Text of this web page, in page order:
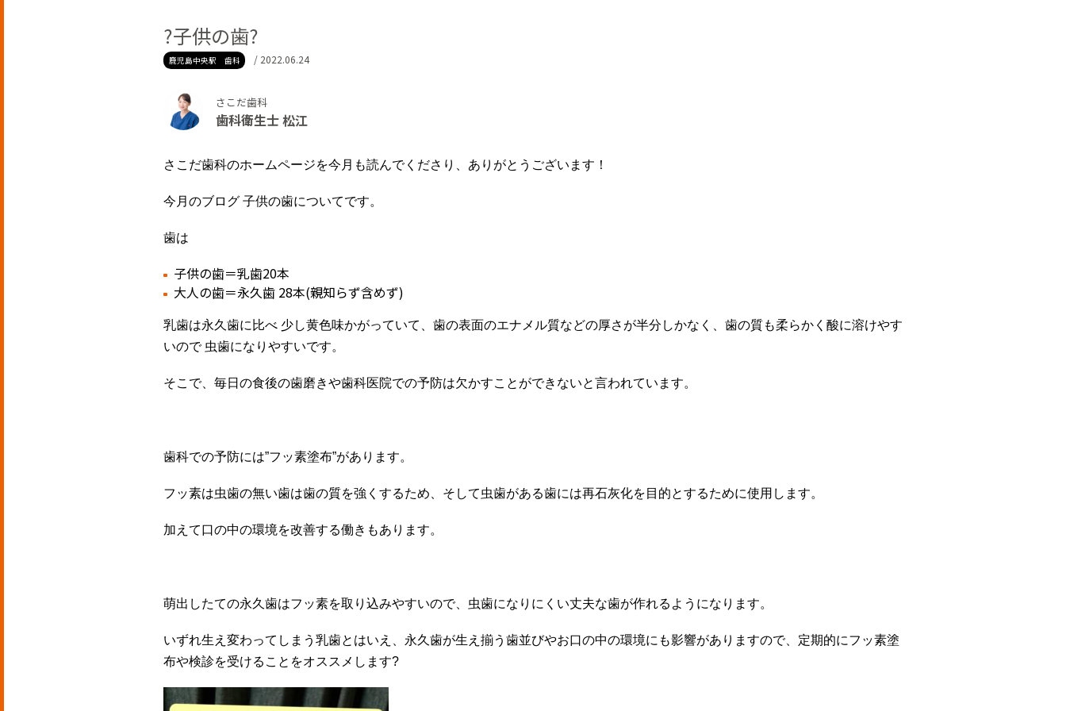
?子供の歯?
鹿児島中央駅 歯科 / 2022.06.24
さこだ歯科
歯科衛生士 松江
さこだ歯科のホームページを今月も読んでくださり、ありがとうございます！
今月のブログ 子供の歯についてです。
歯は
子供の歯＝乳歯20本
大人の歯＝永久歯 28本(親知らず含めず)
乳歯は永久歯に比べ 少し黄色味かがっていて、歯の表面のエナメル質などの厚さが半分しかなく、歯の質も柔らかく酸に溶けやす
いので 虫歯になりやすいです。
そこで、毎日の食後の歯磨きや歯科医院での予防は欠かすことができないと言われています。
歯科での予防には”フッ素塗布”があります。
フッ素は虫歯の無い歯は歯の質を強くするため、そして虫歯がある歯には再石灰化を目的とするために使用します。
加えて口の中の環境を改善する働きもあります。
萌出したての永久歯はフッ素を取り込みやすいので、虫歯になりにくい丈夫な歯が作れるようになります。
いずれ生え変わってしまう乳歯とはいえ、永久歯が生え揃う歯並びやお口の中の環境にも影響がありますので、定期的にフッ素塗
布や検診を受けることをオススメします?